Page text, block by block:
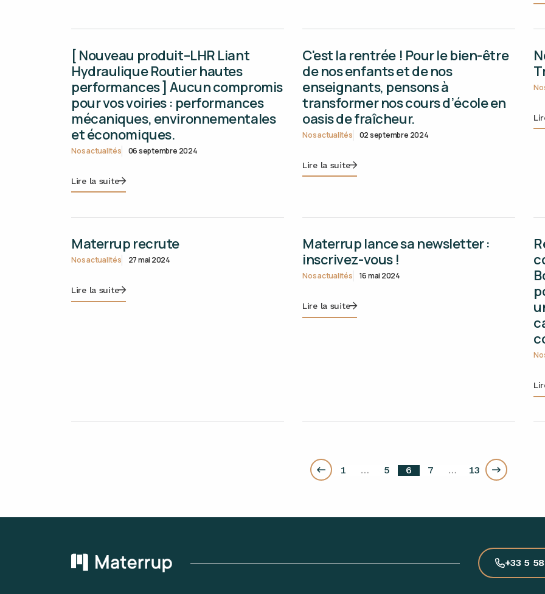
[ Nouveau produit–LHR Liant
Hydraulique Routier hautes
performances ] Aucun compromis
pour vos voiries : performances
mécaniques, environnementales
et économiques.
Nos actualités 06 septembre 2024
Lire la suite
C'est la rentrée ! Pour le bien-être
de nos enfants et de nos
enseignants, pensons à
transformer nos cours d’école en
oasis de fraîcheur.
Nos actualités 02 septembre 2024
Lire la suite
Materrup recrute
Nos actualités 27 mai 2024
Lire la suite
Materrup lance sa newsletter :
inscrivez-vous !
Nos actualités 16 mai 2024
Lire la suite
1 … 5 6 7 … 13
+33 5